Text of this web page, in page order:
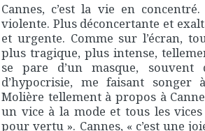
Cannes, c’est la vie en
violente. Plus déconcertante et
et urgente. Comme sur l’écran,
plus tragique, plus intense,
se pare d’un masque, souvent
d’hypocrisie, me faisant songer
Molière tellement à propos à
un vice à la mode et tous les
pour vertu ». Cannes, « c’est une